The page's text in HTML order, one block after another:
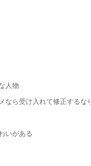
人物
なら受け入れて修正する
いがある